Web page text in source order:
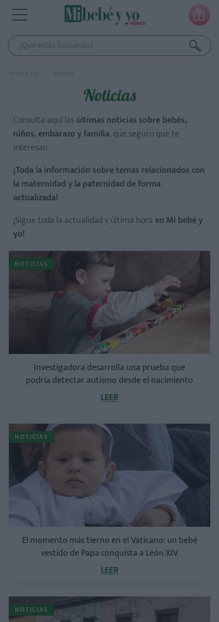

Mi bebé y yo Noticias
Noticias
Consulta aquí las últimas noticias sobre bebés,
niños, embarazo y familia, que seguro que te
interesan.
¡Toda la información sobre temas relacionados con
la maternidad y la paternidad de forma
actualizada!
¡Sigue toda la actualidad y última hora en Mi bebé y
yo!
NOTICIAS
Investigadora desarrolla una prueba que
podría detectar autismo desde el nacimiento
LEER
NOTICIAS
El momento más tierno en el Vaticano: un bebé
vestido de Papa conquista a León XIV
LEER
NOTICIAS